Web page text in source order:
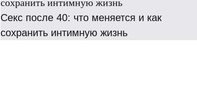
Секс после 40: что меняется и как
сохранить интимную жизнь